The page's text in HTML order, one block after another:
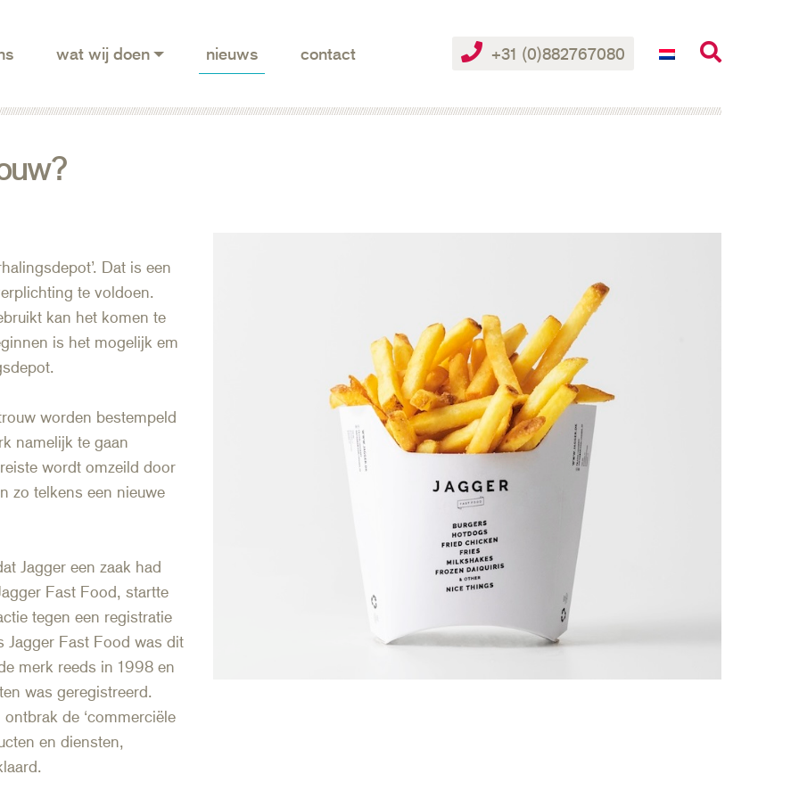
wat wij doen nieuws contact +31 (0)882767080
Dat is een
te voldoen.
kan het komen te
is het mogelijk em
worden bestempeld
namelijk te gaan
wordt omzeild door
zo telkens een nieuwe
Jagger een zaak had
Fast Food, startte
tegen een registratie
Jagger Fast Food was dit
merk reeds in 1998 en
was geregistreerd.
de ‘commerciële
en diensten,